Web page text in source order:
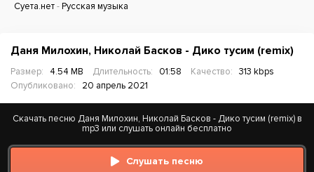
Суета.нет-Русская музыка
Даня Милохин, Николай Басков - Дико тусим (remix)
Размер: 4.54 MB Длительность: 01:58 Качество:
313 kbps
Опубликовано:
20 апрель 2021
Скачать песню Даня Милохин, Николай Басков - Дико тусим (remix) в
mp3 или слушать онлайн бесплатно
Слушать песню